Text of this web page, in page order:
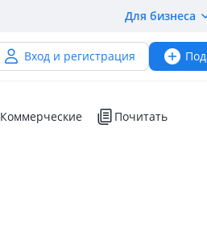
Для бизнеса
Вход и регистрация
Коммерческие Почитать